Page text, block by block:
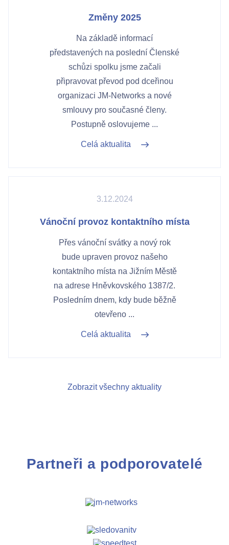
Změny 2025
Na základě informací
představených na poslední Členské
schůzi spolku jsme začali
připravovat převod pod dceřinou
organizaci JM-Networks a nové
smlouvy pro současné členy.
Postupně oslovujeme ...
Celá aktualita
3.12.2024
Vánoční provoz kontaktního místa
Přes vánoční svátky a nový rok
bude upraven provoz našeho
kontaktního místa na Jižním Městě
na adrese Hněvkovského 1387/2.
Posledním dnem, kdy bude běžně
otevřeno ...
Celá aktualita
Zobrazit všechny aktuality
Partneři a podporovatelé